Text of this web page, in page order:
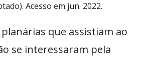
Acesso em jun. 2022.
que assistiam ao
se interessaram pela